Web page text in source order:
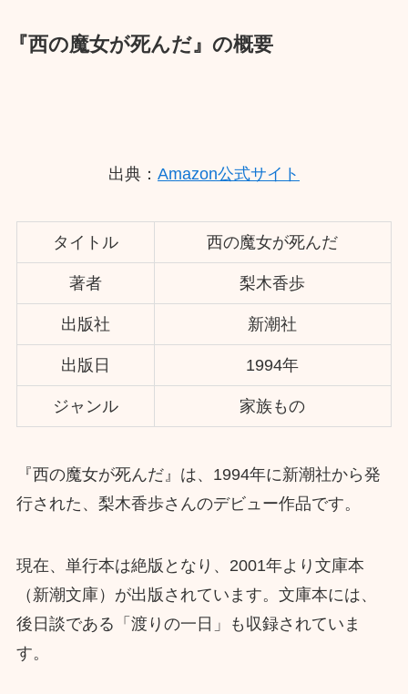
『西の魔女が死んだ』の概要
出典： Amazon公式サイト
タイトル 西の魔女が死んだ
著者 梨木香歩
出版社 新潮社
出版日 1994年
ジャンル 家族もの
『西の魔女が死んだ』は、1994年に新潮社から発
行された、梨木香歩さんのデビュー作品です。
現在、単行本は絶版となり、2001年より文庫本
（新潮文庫）が出版されています。文庫本には、
後日談である「渡りの一日」も収録されていま
す。